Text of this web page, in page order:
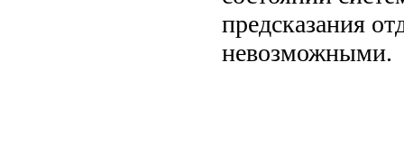
предсказания
невозможными.